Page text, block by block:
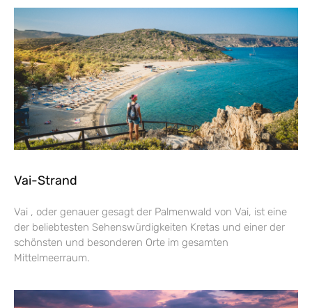
Vai-Strand
Vai , oder genauer gesagt der Palmenwald von Vai, ist eine
der beliebtesten Sehenswürdigkeiten Kretas und einer der
schönsten und besonderen Orte im gesamten
Mittelmeerraum.